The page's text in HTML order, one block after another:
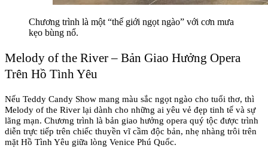
Chương trình là một “thế giới ngọt ngào” với cơn mưa
kẹo bùng nổ.
Melody of the River – Bản Giao Hưởng Opera
Trên Hồ Tình Yêu
Nếu Teddy Candy Show mang màu sắc ngọt ngào cho tuổi thơ, thì
Melody of the River lại dành cho những ai yêu vẻ đẹp tinh tế và sự
lãng mạn. Chương trình là bản giao hưởng opera quý tộc được trình
diễn trực tiếp trên chiếc thuyền vĩ cầm độc bản, nhẹ nhàng trôi trên
mặt Hồ Tình Yêu giữa lòng Venice Phú Quốc.